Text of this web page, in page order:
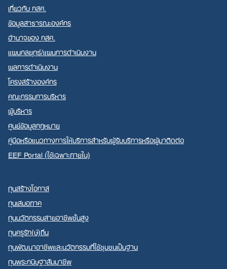
Search
for:
เกี่ยวกับ กสศ.
ข้อมูลสาธารณะองค์กร
อำนาจของ กสศ.
แผนกลยุทธ์/แผนการดำเนินงาน
ผลการดำเนินงาน
โครงสร้างองค์กร
คณะกรรมการบริหาร
ผู้บริหาร
ศูนย์ข้อมูลกฎหมาย
คู่มือหรือแนวทางการให้บริการสำหรับผู้รับบริการหรือผู้มาติดต่อ
EEF Portal (ใช้เฉพาะภายใน)
ทุนสร้างโอกาส
ทุนเสมอภาค
ทุนนวัตกรรมสายอาชีพชั้นสูง
ทุนครูรัก(ษ์)ถิ่น
ทุนพัฒนาอาชีพและนวัตกรรมที่ใช้ชุมชนเป็นฐาน
ทุนพระกนิษฐาสัมมาชีพ